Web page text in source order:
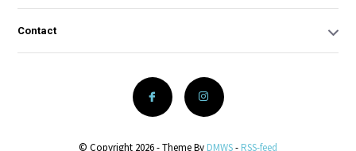
Contact
© Copyright 2026 - Theme By DMWS- RSS-feed